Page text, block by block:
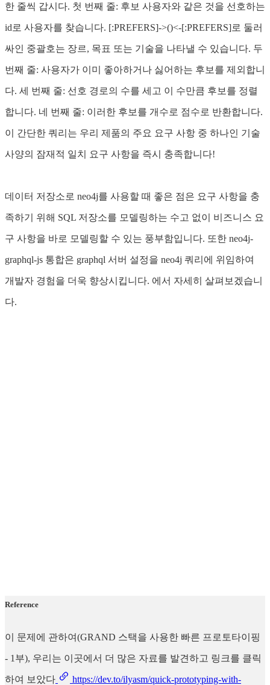
한 줄씩 갑시다. 첫 번째 줄: 후보 사용자와 같은 것을 선호하는
id로 사용자를 찾습니다. [:PREFERS]->()<-[:PREFERS]로 둘러
싸인 중괄호는 장르, 목표 또는 기술을 나타낼 수 있습니다. 두
번째 줄: 사용자가 이미 좋아하거나 싫어하는 후보를 제외합니
다. 세 번째 줄: 선호 경로의 수를 세고 이 수만큼 후보를 정렬
합니다. 네 번째 줄: 이러한 후보를 개수로 점수로 반환합니다.
이 간단한 쿼리는 우리 제품의 주요 요구 사항 중 하나인 기술
사양의 잠재적 일치 요구 사항을 즉시 충족합니다!
데이터 저장소로 neo4j를 사용할 때 좋은 점은 요구 사항을 충
족하기 위해 SQL 저장소를 모델링하는 수고 없이 비즈니스 요
구 사항을 바로 모델링할 수 있는 풍부함입니다. 또한 neo4j-
graphql-js 통합은 graphql 서버 설정을 neo4j 쿼리에 위임하여
개발자 경험을 더욱 향상시킵니다. 에서 자세히 살펴보겠습니
다.
Reference
이 문제에 관하여(GRAND 스택을 사용한 빠른 프로토타이핑
- 1부), 우리는 이곳에서 더 많은 자료를 발견하고 링크를 클릭
하여 보았다 https://dev.to/ilyasm/quick-prototyping-with-